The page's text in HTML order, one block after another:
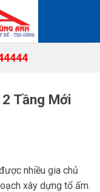
Tầng Mới
nhiều gia chủ
xây dựng tổ ấm.